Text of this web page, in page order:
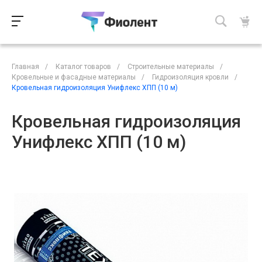
Главная / Каталог товаров / Строительные материалы
/
Кровельные и фасадные материалы
/ Гидроизоляция кровли
/
Кровельная гидроизоляция Унифлекс ХПП (10 м)
Кровельная гидроизоляция
Унифлекс ХПП (10 м)